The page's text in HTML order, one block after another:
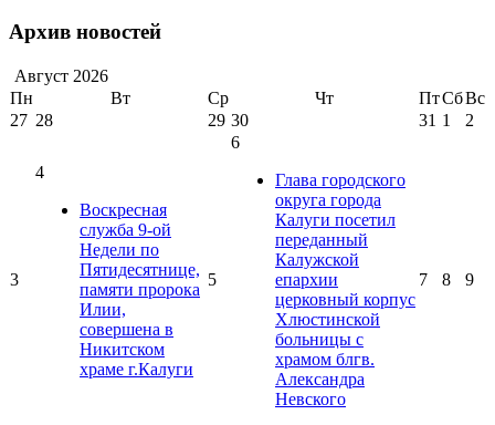
Архив новостей
Август 2026
Пн
Вт Ср Чт ПтСбВс
27 28 29 30 31 1 2
3
4
Воскресная
служба 9-ой
Недели по
Пятидесятнице,
памяти пророка
Илии,
совершена в
Никитском
храме г.Калуги
5
6
Глава городского
округа города
Калуги посетил
переданный
Калужской
епархии
церковный корпус
Хлюстинской
больницы с
храмом блгв.
Александра
Невского
7 8 9